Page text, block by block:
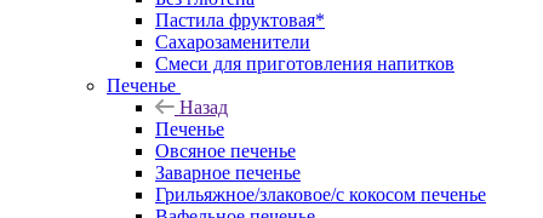
Пастила фруктовая*
Сахарозаменители
Смеси для приготовления напитков
Печенье
Назад
Печенье
Овсяное печенье
Заварное печенье
Грильяжное/злаковое/с кокосом печенье